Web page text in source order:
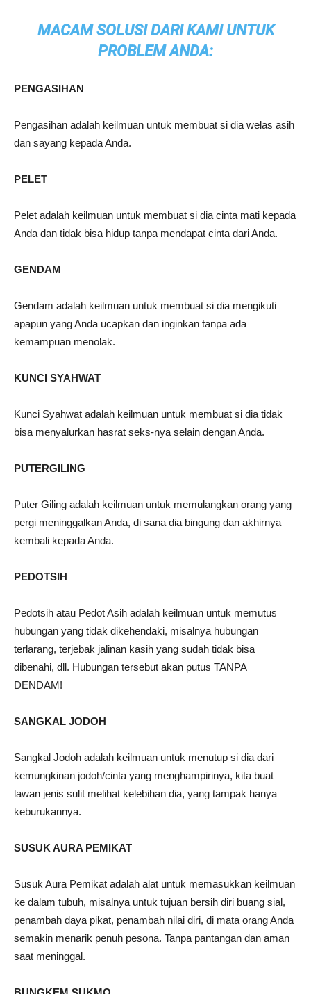
MACAM SOLUSI DARI KAMI UNTUK
PROBLEM ANDA:
PENGASIHAN
Pengasihan adalah keilmuan untuk membuat si dia welas asih
dan sayang kepada Anda.
PELET
Pelet adalah keilmuan untuk membuat si dia cinta mati kepada
Anda dan tidak bisa hidup tanpa mendapat cinta dari Anda.
GENDAM
Gendam adalah keilmuan untuk membuat si dia mengikuti
apapun yang Anda ucapkan dan inginkan tanpa ada
kemampuan menolak.
KUNCI SYAHWAT
Kunci Syahwat adalah keilmuan untuk membuat si dia tidak
bisa menyalurkan hasrat seks-nya selain dengan Anda.
PUTERGILING
Puter Giling adalah keilmuan untuk memulangkan orang yang
pergi meninggalkan Anda, di sana dia bingung dan akhirnya
kembali kepada Anda.
PEDOTSIH
Pedotsih atau Pedot Asih adalah keilmuan untuk memutus
hubungan yang tidak dikehendaki, misalnya hubungan
terlarang, terjebak jalinan kasih yang sudah tidak bisa
dibenahi, dll. Hubungan tersebut akan putus TANPA
DENDAM!
SANGKAL JODOH
Sangkal Jodoh adalah keilmuan untuk menutup si dia dari
kemungkinan jodoh/cinta yang menghampirinya, kita buat
lawan jenis sulit melihat kelebihan dia, yang tampak hanya
keburukannya.
SUSUK AURA PEMIKAT
Susuk Aura Pemikat adalah alat untuk memasukkan keilmuan
ke dalam tubuh, misalnya untuk tujuan bersih diri buang sial,
penambah daya pikat, penambah nilai diri, di mata orang Anda
semakin menarik penuh pesona. Tanpa pantangan dan aman
saat meninggal.